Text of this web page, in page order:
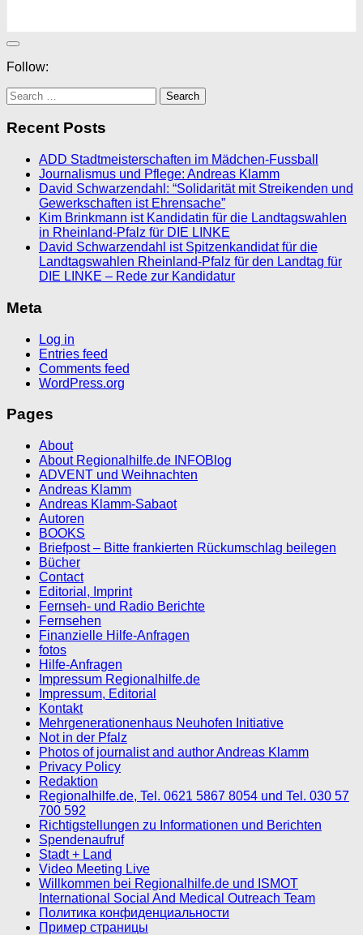
Follow:
Search
for:
Recent Posts
ADD Stadtmeisterschaften im Mädchen-Fussball
Journalismus und Pflege: Andreas Klamm
David Schwarzendahl: “Solidarität mit Streikenden und
Gewerkschaften ist Ehrensache”
Kim Brinkmann ist Kandidatin für die Landtagswahlen
in Rheinland-Pfalz für DIE LINKE
David Schwarzendahl ist Spitzenkandidat für die
Landtagswahlen Rheinland-Pfalz für den Landtag für
DIE LINKE – Rede zur Kandidatur
Meta
Log in
Entries feed
Comments feed
WordPress.org
Pages
About
About Regionalhilfe.de INFOBlog
ADVENT und Weihnachten
Andreas Klamm
Andreas Klamm-Sabaot
Autoren
BOOKS
Briefpost – Bitte frankierten Rückumschlag beilegen
Bücher
Contact
Editorial, Imprint
Fernseh- und Radio Berichte
Fernsehen
Finanzielle Hilfe-Anfragen
fotos
Hilfe-Anfragen
Impressum Regionalhilfe.de
Impressum, Editorial
Kontakt
Mehrgenerationenhaus Neuhofen Initiative
Not in der Pfalz
Photos of journalist and author Andreas Klamm
Privacy Policy
Redaktion
Regionalhilfe.de, Tel. 0621 5867 8054 und Tel. 030 57
700 592
Richtigstellungen zu Informationen und Berichten
Spendenaufruf
Stadt + Land
Video Meeting Live
Willkommen bei Regionalhilfe.de und ISMOT
International Social And Medical Outreach Team
Политика конфиденциальности
Пример страницы